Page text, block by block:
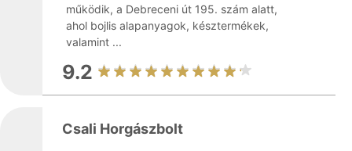
működik, a Debreceni út 195. szám alatt,
ahol bojlis alapanyagok, késztermékek,
valamint ...
9.2
Csali Horgászbolt